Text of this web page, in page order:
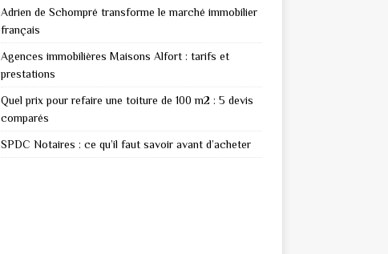
Adrien de Schompré transforme le marché immobilier
français
Agences immobilières Maisons Alfort : tarifs et
prestations
Quel prix pour refaire une toiture de 100 m2 : 5 devis
comparés
SPDC Notaires : ce qu’il faut savoir avant d’acheter